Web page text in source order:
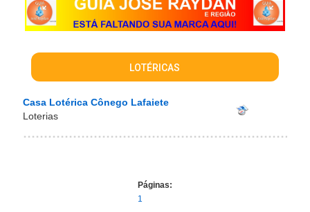
LOTÉRICAS
Casa Lotérica Cônego Lafaiete
Loterias
Páginas:
1